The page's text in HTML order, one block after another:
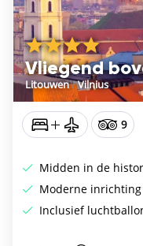
Vliegend
Litouwen/Vilnius
9
Midden in de
Moderne
Inclusief